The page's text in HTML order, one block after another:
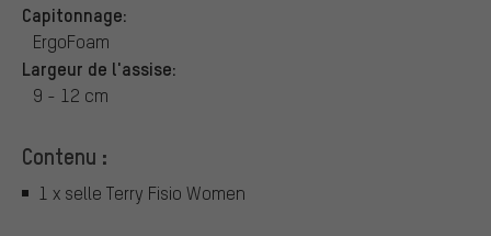
Capitonnage:
ErgoFoam
Largeur de l'assise:
9 - 12 cm
Contenu :
1 x selle Terry Fisio Women